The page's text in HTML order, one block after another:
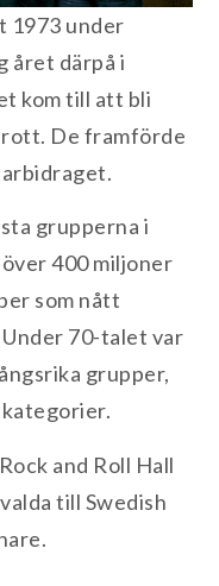
1973 under
året därpå i
kom till att bli
De framförde
grupperna i
400 miljoner
som nått
70-talet var
grupper,
and Roll Hall
till Swedish